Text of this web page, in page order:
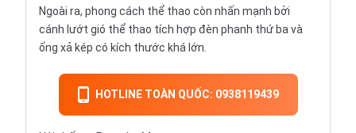
Ngoài ra, phong cách thể thao còn nhấn mạnh bởi
cánh lướt gió thể thao tích hợp đèn phanh thứ ba và
ống xả kép có kích thước khá lớn.
HOTLINE TOÀN QUỐC: 0938119439